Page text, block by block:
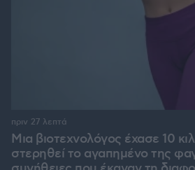
Μια βιοτεχνολόγος έχασε 10
στερηθεί το αγαπημένο της
πριν 27 λεπτά